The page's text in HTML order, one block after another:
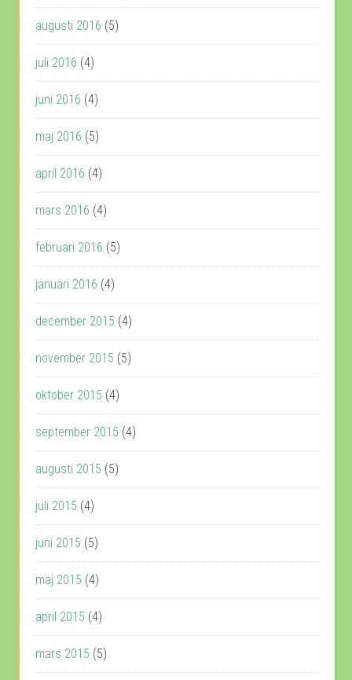
augusti 2016 (5)
juli 2016 (4)
juni 2016 (4)
maj 2016 (5)
april 2016 (4)
mars 2016 (4)
februari 2016 (5)
januari 2016 (4)
december 2015 (4)
november 2015 (5)
oktober 2015 (4)
september 2015 (4)
augusti 2015 (5)
juli 2015 (4)
juni 2015 (5)
maj 2015 (4)
april 2015 (4)
mars 2015 (5)